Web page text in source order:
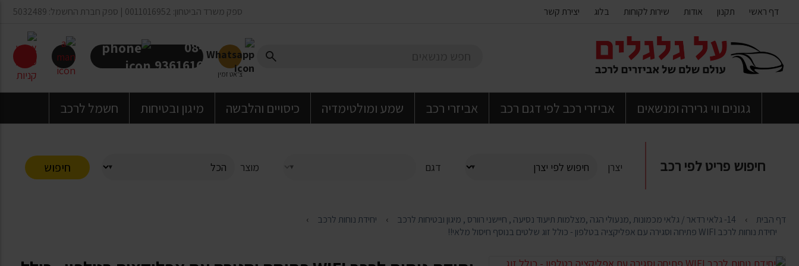
דף ראשי תקנון אודות שירות לקוחות בלוג יצירת קשר ספק משרד הביטחון: 0011016952 | ספק חברת החשמל: 5032489
צ'אט זמין
08-
9361616
גגונים ווי גרירה ומנשאים אביזרי רכב לפי דגם רכב אביזרי רכב שמע ומולטימדיה כיסויים והלבשה מיגון ובטיחות חשמל לרכב
חיפוש פריט לפי רכב יצרן דגם מוצר חיפוש
דף הבית 14- גלאי רדאר / גלאי מכמונות ,מנעולי הגה ,מצלמות תיעוד נסיעה , חיישני רוורס , מיגון ובטיחות לרכב
יחידת נוחות לרכב
יחידת נוחות לרכב WIFI פתיחה וסגירה עם אפליקציה בטלפון - כולל זוג שלטים בנוסף חיסול מלאי!!